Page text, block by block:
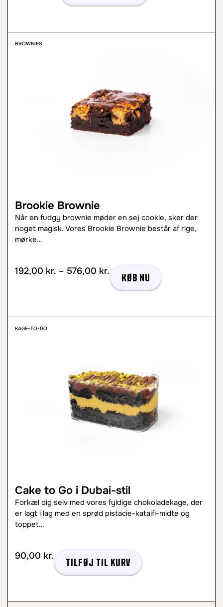
BROWNIES
Brookie Brownie
Når en fudgy brownie møder en sej cookie, sker der
noget magisk. Vores Brookie Brownie består af rige,
mørke…
192,00 kr. – 576,00 kr.
Køb nu
KAGE-TO-GO
Cake to Go i Dubai-stil
Forkæl dig selv med vores fyldige chokoladekage, der
er lagt i lag med en sprød pistacie-kataifi-midte og
toppet…
90,00 kr.
Tilføj til kurv